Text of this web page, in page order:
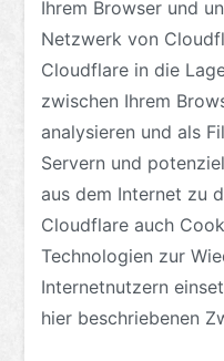
Ihrem Browser und
Netzwerk von
Cloudflare in die
zwischen Ihrem
analysieren und als
Servern und
aus dem Internet zu
Cloudflare auch
Technologien zur
Internetnutzern
hier beschriebenen